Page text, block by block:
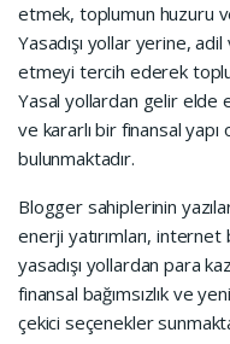
etmek, toplumun huzuru
Yasadışı yollar yerine,
etmeyi tercih ederek
Yasal yollardan gelir elde
ve kararlı bir finansal
bulunmaktadır.
Blogger sahiplerinin
enerji yatırımları, internet
yasadışı yollardan para
finansal bağımsızlık ve
çekici seçenekler